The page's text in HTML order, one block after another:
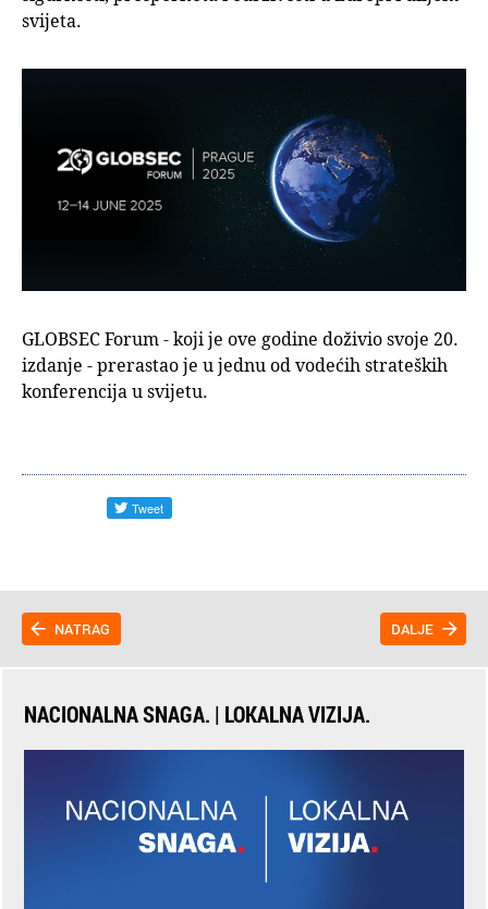
svijeta.
GLOBSEC Forum - koji je ove godine doživio svoje 20.
izdanje - prerastao je u jednu od vodećih strateških
konferencija u svijetu.
NATRAG DALJE
NACIONALNA SNAGA. | LOKALNA VIZIJA.